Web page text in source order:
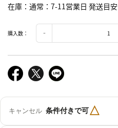
在庫 通常：7-11営業日 発送目安
購入数：
キャンセル 条件付きで可△